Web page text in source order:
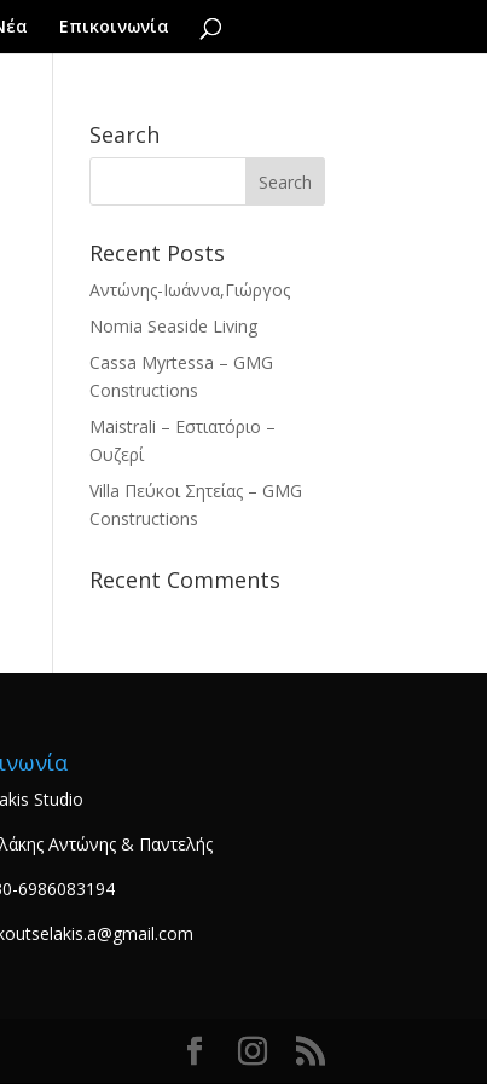
Επικοινωνία
Search
Recent Posts
Αντώνης-Ιωάννα,Γιώργος
Nomia Seaside Living
Cassa Myrtessa – GMG
Constructions
Maistrali – Εστιατόριο –
Ουζερί
Villa Πεύκοι Σητείας – GMG
Constructions
Recent Comments
Studio
Αντώνης & Παντελής
6986083194